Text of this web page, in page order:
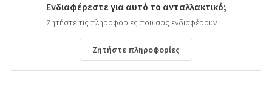
Ενδιαφέρεστε για αυτό το ανταλλακτικό;
Ζητήστε τις πληροφορίες που σας ενδιαφέρουν
Ζητήστε πληροφορίες